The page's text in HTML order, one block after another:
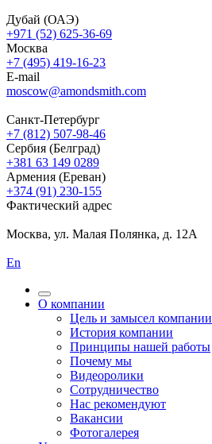
Дубай (ОАЭ)
+971 (52) 625-36-69
Москва
+7 (495) 419-16-23
E-mail
moscow@amondsmith.com
Санкт-Петербург
+7 (812) 507-98-46
Сербия (Белград)
+381 63 149 0289
Армения (Ереван)
+374 (91) 230-155
Фактический адрес
Москва, ул. Малая Полянка, д. 12А
En
О компании
Цель и замысел компании
История компании
Принципы нашей работы
Почему мы
Видеоролики
Сотрудничество
Нас рекомендуют
Вакансии
Фотогалерея